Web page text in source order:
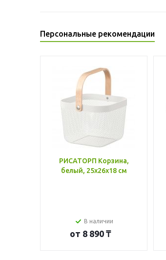
Персональные рекомендации
РИСАТОРП Корзина,
белый, 25x26x18 см
В наличии
от 8 890 ₸